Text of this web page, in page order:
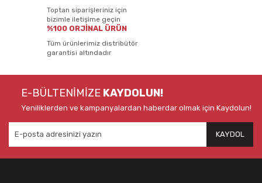
Toptan siparişleriniz için
bizimle iletişime geçin
%100 ORJİNAL ÜRÜN
Tüm ürünlerimiz distribütör
garantisi altındadır
E-BÜLTENİMİZE KAYDOLUN!
Yeniliklerden ve kampanyalardan haberdar olmak için Kaydolun!
KAYDOL